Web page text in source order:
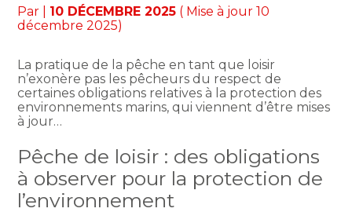
Par 10 DÉCEMBRE 2025 ( Mise à jour 10
décembre 2025)
La pratique de la pêche en tant que loisir
n’exonère pas les pêcheurs du respect de
certaines obligations relatives à la protection des
environnements marins, qui viennent d’être mises
à jour…
Pêche de loisir : des obligations
à observer pour la protection de
l’environnement